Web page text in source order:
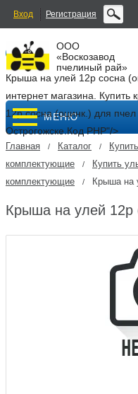
Вход Регистрация
ООО
«Воскозавод
пчелиный рай»
Крыша на улей 12р сосна
интернет магазина. Купить
12р сосна (оцинк.) для
Острогожске. Код PHP"/>
МЕНЮ
Главная / Каталог /
комплектующие
/
Купить
комплектующие
/ Крыша на
Крыша на улей 12р